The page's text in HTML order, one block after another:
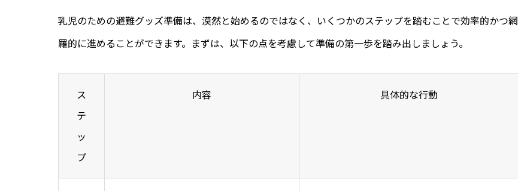
乳児のための避難グッズ準備は、漠然と始めるのではなく、いくつかのステップを踏むことで効率的かつ網
羅的に進めることができます。まずは、以下の点を考慮して準備の第一歩を踏み出しましょう。
ス
テ
ッ
プ
内容 具体的な行動